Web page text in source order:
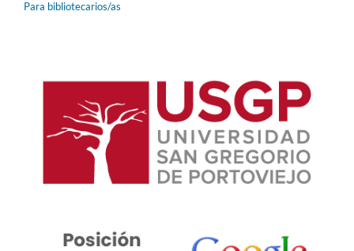
Para bibliotecarios/as